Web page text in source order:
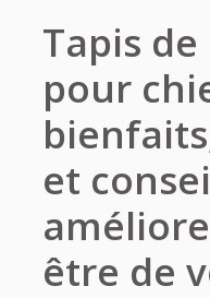
Tapis
pour
et
être de